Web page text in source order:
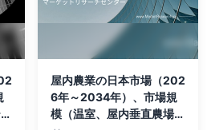
屋内農業の日本市場（202
6年～2034年）、市場規
模（温室、屋内垂直農場、